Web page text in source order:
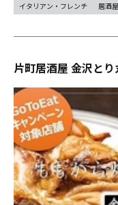
イタリアン・フレンチ 居酒屋
片町居酒屋 金沢とり